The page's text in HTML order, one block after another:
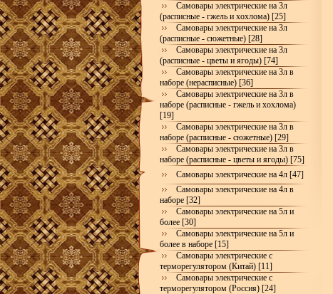
Самовары электрические на 3л
(расписные - гжель и хохлома) [25]
Самовары электрические на 3л
(расписные - сюжетные) [28]
Самовары электрические на 3л
(расписные - цветы и ягоды) [74]
Самовары электрические на 3л в
наборе (нерасписные) [36]
Самовары электрические на 3л в
наборе (расписные - гжель и хохлома)
[19]
Самовары электрические на 3л в
наборе (расписные - сюжетные) [29]
Самовары электрические на 3л в
наборе (расписные - цветы и ягоды) [75]
Самовары электрические на 4л [47]
Самовары электрические на 4л в
наборе [32]
Самовары электрические на 5л и
более [30]
Самовары электрические на 5л и
более в наборе [15]
Самовары электрические с
терморегулятором (Китай) [11]
Самовары электрические с
терморегулятором (Россия) [24]